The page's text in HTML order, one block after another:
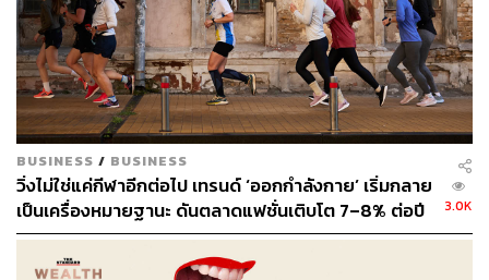
นี่ไม่ใช่การจู่โจมครั้งแรกของ Nike ในโลกเสมือนจริง ใน
เดือนพฤษภาคม 2019 แบรนด์ Jordan ร่วมมือกับ Fortnite
โดยมีตัวละครสวมรองเท้าผ้าใบแบรนด์ Nike นอกจากนี้ Nike
ยังได้ร่วมมือกับ Roblox แพลตฟอร์มเกมออนไลน์หลายครั้ง
ขณะเดียวกันได้มีการยื่นจดสิทธิบัตรในเดือนเมษายน 2019
สำหรับ ‘Cryptokicks’ ซึ่ง Nike วางแผนที่จะใช้เป็นโทเคนที่
ไม่สามารถเปลี่ยนได้
ในขณะที่ Nike เตรียมพร้อมสำหรับโลกเสมือนจริง โลกทาง
กายภาพของบริษัทเพิ่งได้รับผลกระทบจากปัญหาซัพพลาย
BUSINESS / BUSINESS
วิ่งไม่ใช่แค่กีฬาอีกต่อไป เทรนด์ ‘ออกกำลังกาย’ เริ่มกลาย
เป็นเครื่องหมายฐานะ ดันตลาดแฟชั่นเติบโต 7–8% ต่อปี
3.0K